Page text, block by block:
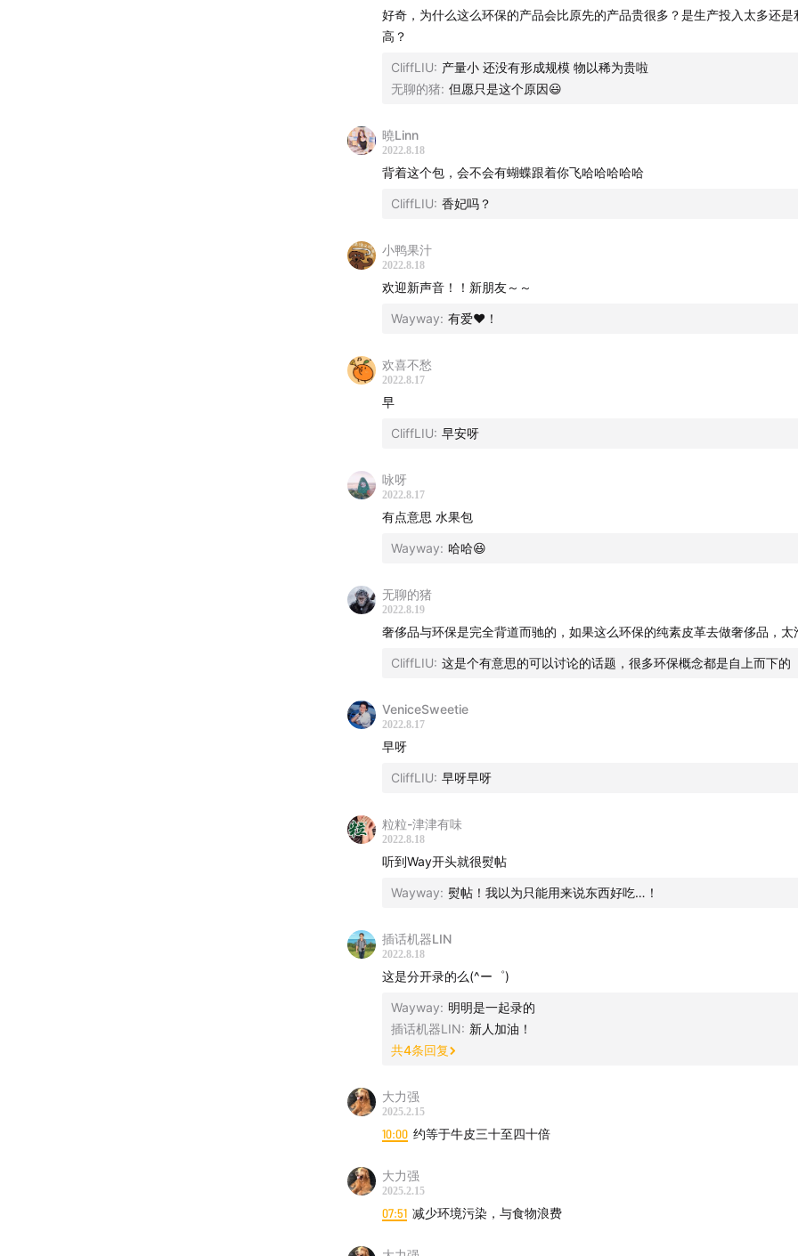
好奇，为什么这么环保的产品会比原先的产品贵很多？是生产投入太多还是
高？
CliffLIU: 产量小 还没有形成规模 物以稀为贵啦
无聊的猪: 但愿只是这个原因😃
曉Linn
2022.8.18
背着这个包，会不会有蝴蝶跟着你飞哈哈哈哈哈
CliffLIU: 香妃吗？
小鸭果汁
2022.8.18
欢迎新声音！！新朋友～～
Wayway: 有爱❤️！
欢喜不愁
2022.8.17
早
CliffLIU: 早安呀
咏呀
2022.8.17
有点意思 水果包
Wayway: 哈哈😆
无聊的猪
2022.8.19
奢侈品与环保是完全背道而驰的，如果这么环保的纯素皮革去做奢侈品，太
CliffLIU: 这是个有意思的可以讨论的话题，很多环保概念都是自上而下的
VeniceSweetie
2022.8.17
早呀
CliffLIU: 早呀早呀
粒粒-津津有味
2022.8.18
听到Way开头就很熨帖
Wayway: 熨帖！我以为只能用来说东西好吃…！
插话机器LIN
2022.8.18
这是分开录的么(^ー゜)
Wayway: 明明是一起录的
插话机器LIN: 新人加油！
共4条回复
大力强
2025.2.15
10:00 约等于牛皮三十至四十倍
大力强
2025.2.15
07:51 减少环境污染，与食物浪费